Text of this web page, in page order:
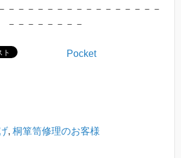
－－－－－－－－－－－－－－－－
－－－－－－－－
Pocket
, 桐箪笥修理のお客様